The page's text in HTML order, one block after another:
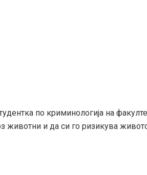
по криминологија на
животни и да си го ризикува